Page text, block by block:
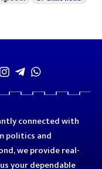
connected with
politics and
we provide real-
your dependable